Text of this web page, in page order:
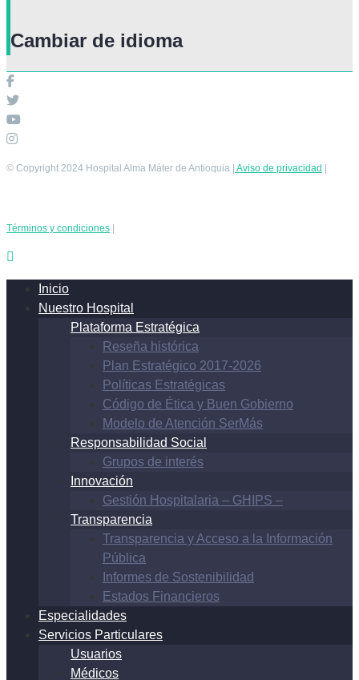
Cambiar de idioma
© Copyright 2024 Hospital Alma Máter de Antioquia | Aviso de privacidad
Términos y condiciones |
Inicio
Nuestro Hospital
Plataforma Estratégica
Reseña histórica
Plan Estratégico 2017-2026
Políticas Estratégicas
Código de Ética y Buen Gobierno
Modelo de Atención SerMás
Responsabilidad Social
Grupos de interés
Innovación
Gestión Hospitalaria – GHIPS –
Transparencia
Transparencia y Acceso a la Información
Pública
Informes de Sostenibilidad
Estados Financieros
Especialidades
Servicios Particulares
Usuarios
Médicos